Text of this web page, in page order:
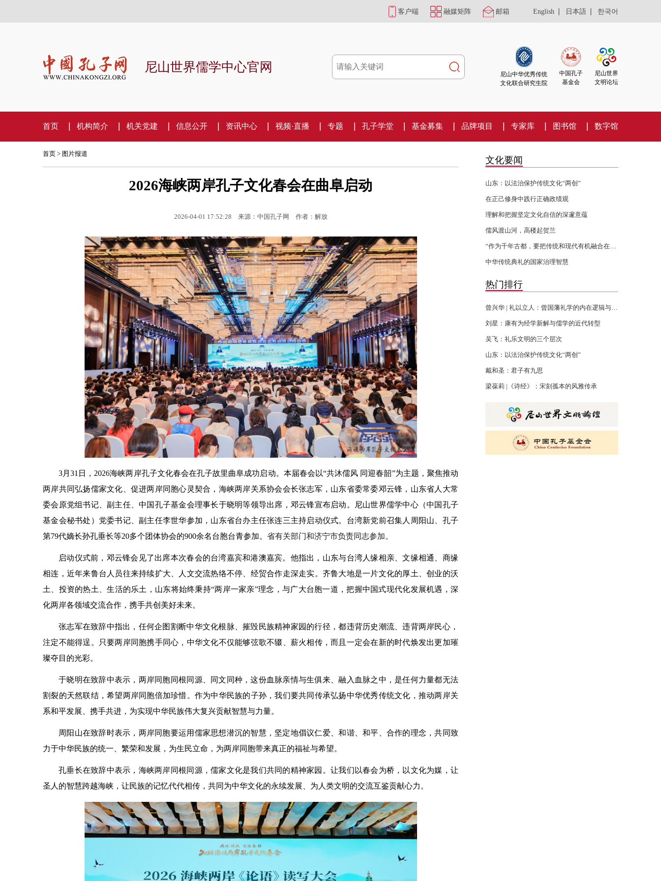
客户端 融媒矩阵 邮箱 English | 日本語 | 한국어
尼山世界儒学中心官网
尼山中华优秀传统
文化联合研究生院
中国孔子
基金会
尼山世界
文明论坛
首页 机构简介 机关党建 信息公开 资讯中心 视频·直播 专题 孔子学堂 基金募集 品牌项目 专家库 图书馆 数字馆
首页 > 图片报道
2026海峡两岸孔子文化春会在曲阜启动
2026-04-01 17:52:28 来源：中国孔子网 作者：解放
3月31日，2026海峡两岸孔子文化春会在孔子故里曲阜成功启动。本届春会以“共沐儒风 同迎春韶”为主题，聚焦推动
两岸共同弘扬儒家文化、促进两岸同胞心灵契合，海峡两岸关系协会会长张志军，山东省委常委邓云锋，山东省人大常
委会原党组书记、副主任、中国孔子基金会理事长于晓明等领导出席，邓云锋宣布启动。尼山世界儒学中心（中国孔子
基金会秘书处）党委书记、副主任李世华参加，山东省台办主任张连三主持启动仪式。台湾新党前召集人周阳山、孔子
第79代嫡长孙孔垂长等20多个团体协会的900余名台胞台青参加。 省有关部门和济宁市负责同志参加。
启动仪式前，邓云锋会见了出席本次春会的台湾嘉宾和港澳嘉宾。他指出，山东与台湾人缘相亲、文缘相通、商缘
相连，近年来鲁台人员往来持续扩大、人文交流热络不停、经贸合作走深走实。齐鲁大地是一片文化的厚土、创业的沃
土、投资的热土、生活的乐土，山东将始终秉持“两岸一家亲”理念，与广大台胞一道，把握中国式现代化发展机遇，深
化两岸各领域交流合作，携手共创美好未来。
张志军在致辞中指出，任何企图割断中华文化根脉、摧毁民族精神家园的行径，都违背历史潮流、违背两岸民心，
注定不能得逞。只要两岸同胞携手同心，中华文化不仅能够弦歌不辍、薪火相传，而且一定会在新的时代焕发出更加璀
璨夺目的光彩。
于晓明在致辞中表示，两岸同胞同根同源、同文同种，这份血脉亲情与生俱来、融入血脉之中，是任何力量都无法
割裂的天然联结，希望两岸同胞倍加珍惜。作为中华民族的子孙，我们要共同传承弘扬中华优秀传统文化，推动两岸关
系和平发展、携手共进，为实现中华民族伟大复兴贡献智慧与力量。
周阳山在致辞时表示，两岸同胞要运用儒家思想潜沉的智慧，坚定地倡议仁爱、和谐、和平、合作的理念，共同致
力于中华民族的统一、繁荣和发展，为生民立命，为两岸同胞带来真正的福祉与希望。
孔垂长在致辞中表示，海峡两岸同根同源，儒家文化是我们共同的精神家园。让我们以春会为桥，以文化为媒，让
圣人的智慧跨越海峡，让民族的记忆代代相传，共同为中华文化的永续发展、为人类文明的交流互鉴贡献心力。
文化要闻
山东：以法治保护传统文化“两创”
在正己修身中践行正确政绩观
理解和把握坚定文化自信的深邃意蕴
儒风渡山河，高楼起贺兰
中华传统典礼的国家治理智慧
热门排行
刘星：康有为经学新解与儒学的近代转型
吴飞：礼乐文明的三个层次
山东：以法治保护传统文化“两创”
戴和圣：君子有九思
梁葆莉 |《诗经》：宋刻孤本的风雅传承